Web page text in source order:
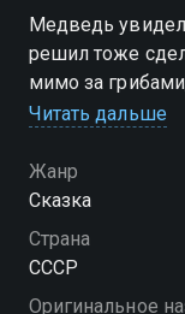
Медведь
решил тоже
мимо за
Белка
Читать дальше
Жанр
Сказка
Страна
СССР
Оригинальное